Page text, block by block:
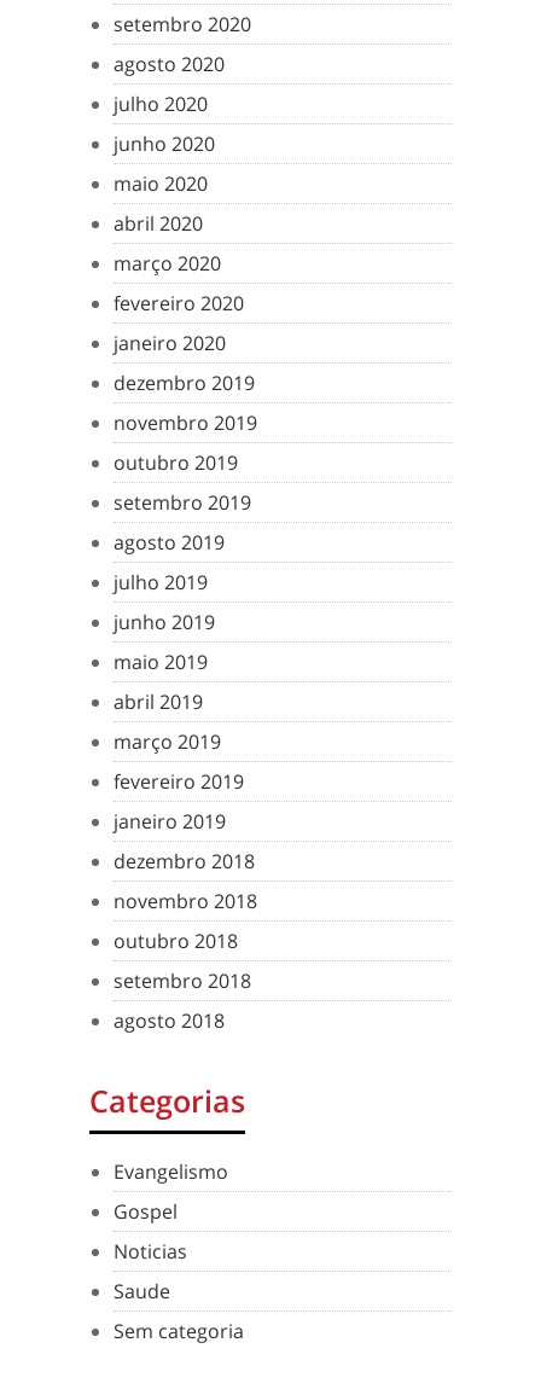
setembro 2020
agosto 2020
julho 2020
junho 2020
maio 2020
abril 2020
março 2020
fevereiro 2020
janeiro 2020
dezembro 2019
novembro 2019
outubro 2019
setembro 2019
agosto 2019
julho 2019
junho 2019
maio 2019
abril 2019
março 2019
fevereiro 2019
janeiro 2019
dezembro 2018
novembro 2018
outubro 2018
setembro 2018
agosto 2018
Categorias
Evangelismo
Gospel
Noticias
Saude
Sem categoria